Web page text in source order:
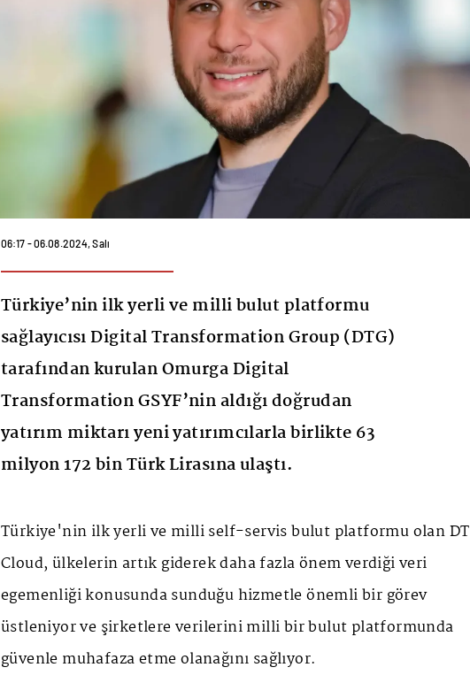
06:17 - 06.08.2024, Salı
Türkiye’nin ilk yerli ve milli bulut platformu
sağlayıcısı Digital Transformation Group (DTG)
tarafından kurulan Omurga Digital
Transformation GSYF’nin aldığı doğrudan
yatırım miktarı yeni yatırımcılarla birlikte 63
milyon 172 bin Türk Lirasına ulaştı.
Türkiye'nin ilk yerli ve milli self-servis bulut platformu olan DT
Cloud, ülkelerin artık giderek daha fazla önem verdiği veri
egemenliği konusunda sunduğu hizmetle önemli bir görev
üstleniyor ve şirketlere verilerini milli bir bulut platformunda
güvenle muhafaza etme olanağını sağlıyor.